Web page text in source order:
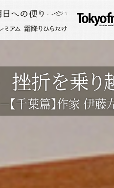
挫折を乗り
－【千葉篇】作家 伊藤